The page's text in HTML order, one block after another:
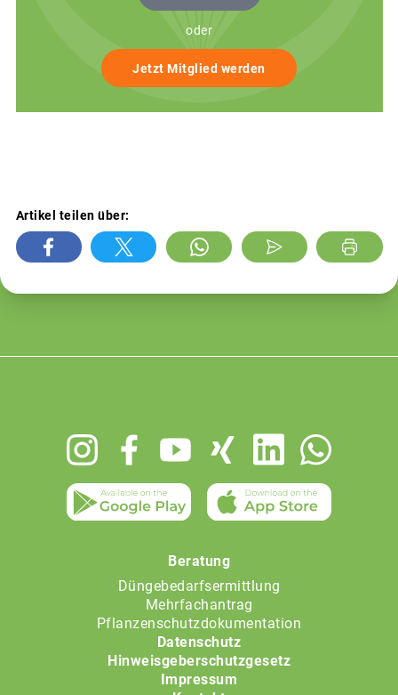
oder
Jetzt Mitglied werden
Artikel teilen über:
Beratung
Düngebedarfsermittlung
Mehrfachantrag
Pflanzenschutzdokumentation
Datenschutz
Hinweisgeberschutzgesetz
Impressum